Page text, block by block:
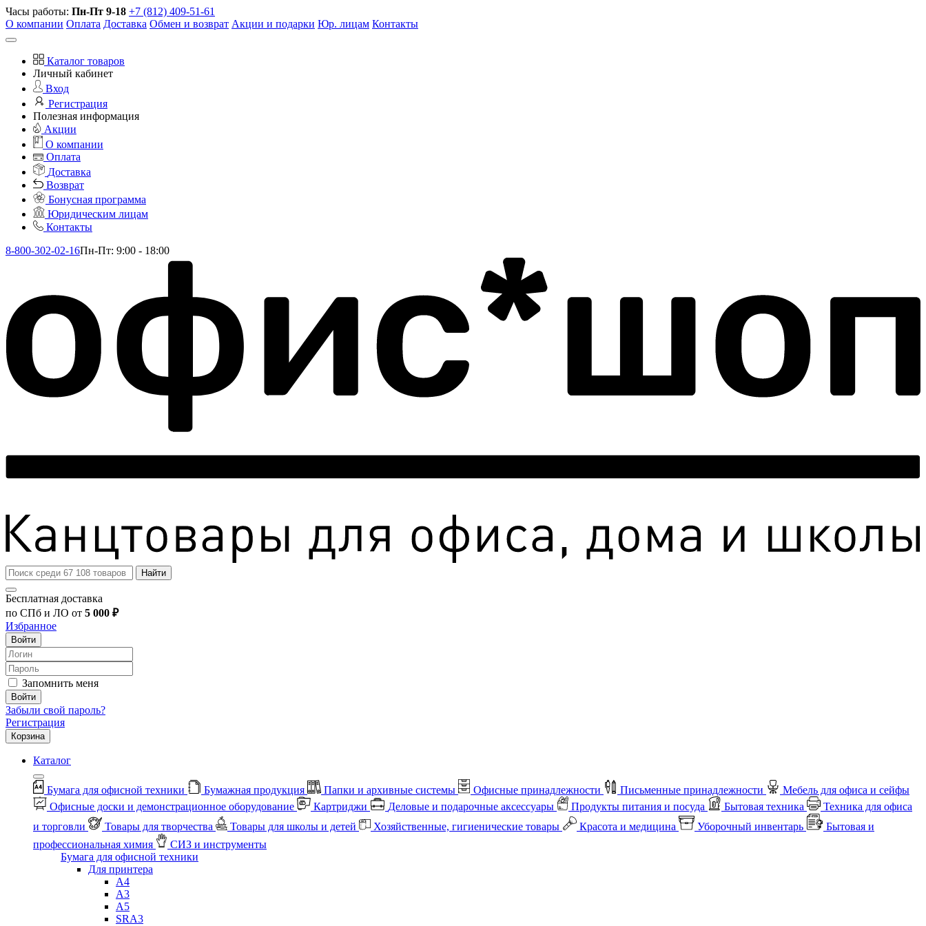
Часы работы: Пн-Пт 9-18 +7 (812) 409-51-61
О компании Оплата Доставка Обмен и возврат Акции и подарки Юр. лицам Контакты
Каталог товаров
Личный кабинет
Вход
Регистрация
Полезная информация
Акции
О компании
Оплата
Доставка
Возврат
Бонусная программа
Юридическим лицам
Контакты
8-800-302-02-16Пн-Пт: 9:00 - 18:00
Найти
Бесплатная доставка
по СПб и ЛО от 5 000 ₽
Избранное
Войти
Запомнить меня
Войти
Забыли свой пароль?
Регистрация
Корзина
Каталог
Бумага для офисной техники Бумажная продукция Папки и архивные системы Офисные принадлежности Письменные принадлежности
Мебель для офиса и сейфы
Офисные доски и демонстрационное оборудование
Картриджи Деловые и подарочные аксессуары Продукты питания и посуда Бытовая техника
Техника для офиса
и торговли
Товары для творчества Товары для школы и детей Хозяйственные, гигиенические товары Красота и медицина Уборочный инвентарь
Бытовая и
профессиональная химия
СИЗ и инструменты
Бумага для офисной техники
Для принтера
А4
А3
А5
SRA3